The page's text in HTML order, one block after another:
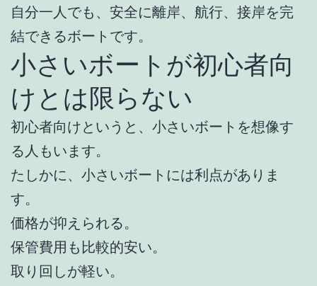
自分一人でも、安全に離岸、航行、接岸を完
結できるボートです。
小さいボートが初心者向
けとは限らない
初心者向けというと、小さいボートを想像す
る人もいます。
たしかに、小さいボートには利点がありま
す。
価格が抑えられる。
保管費用も比較的安い。
取り回しが軽い。